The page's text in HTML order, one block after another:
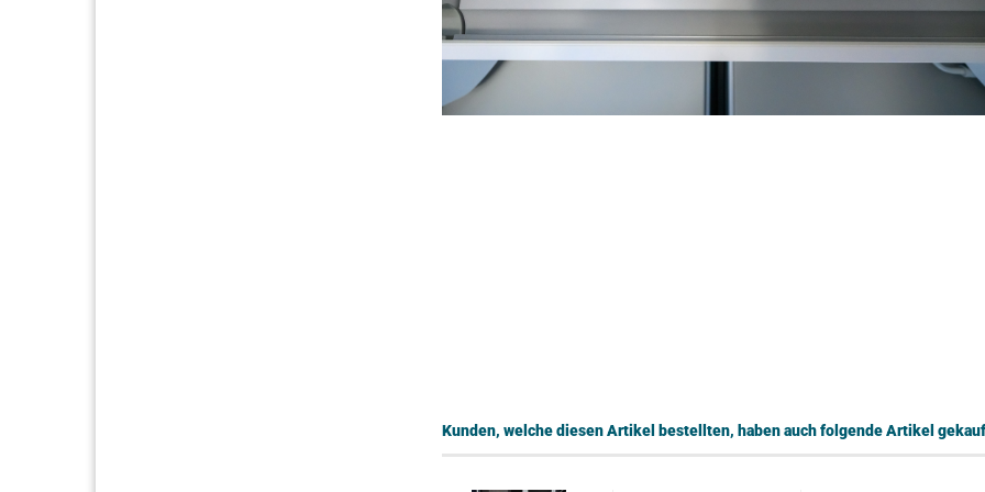
Kunden, welche diesen Artikel bestellten, haben auch folgende Artikel